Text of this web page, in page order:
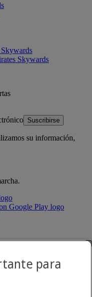
Skywards
Suscribirse
su información,
para